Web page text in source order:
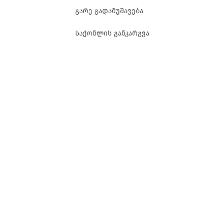
გარე გადამუშავება
საქონლის განკარგვა